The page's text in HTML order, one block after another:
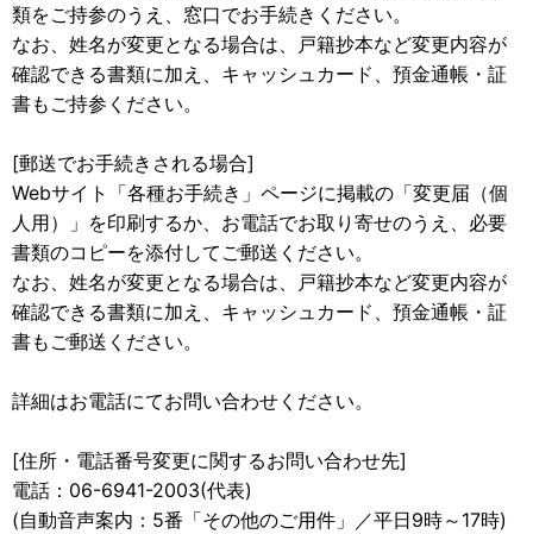
類をご持参のうえ、窓口でお手続きください。
なお、姓名が変更となる場合は、戸籍抄本など変更内容が
確認できる書類に加え、キャッシュカード、預金通帳・証
書もご持参ください。
[郵送でお手続きされる場合]
Webサイト「各種お手続き」ページに掲載の「変更届（個
人用）」を印刷するか、お電話でお取り寄せのうえ、必要
書類のコピーを添付してご郵送ください。
なお、姓名が変更となる場合は、戸籍抄本など変更内容が
確認できる書類に加え、キャッシュカード、預金通帳・証
書もご郵送ください。
詳細はお電話にてお問い合わせください。
[住所・電話番号変更に関するお問い合わせ先]
電話：06-6941-2003(代表)
(自動音声案内：5番「その他のご用件」／平日9時～17時)